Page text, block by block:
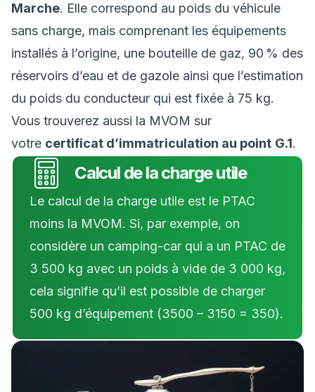
Marche. Elle correspond au poids du véhicule
sans charge, mais comprenant les équipements
installés à l’origine, une bouteille de gaz, 90 % des
réservoirs d’eau et de gazole ainsi que l’estimation
du poids du conducteur qui est fixée à 75 kg.
Vous trouverez aussi la MVOM sur
votre certificat d’immatriculation au point G.1.
Calcul de la charge utile
Le calcul de la charge utile est le PTAC
moins la MVOM. Si, par exemple, on
considère un camping-car qui a un PTAC de
3 500 kg avec un poids à vide de 3 000 kg,
cela signifie qu’il est possible de charger
500 kg d’équipement (3500 – 3150 = 350).